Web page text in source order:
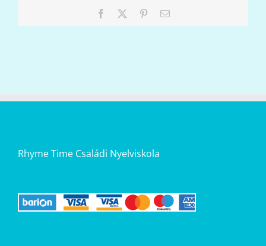
Facebook PinterestEmail:
Rhyme Time Családi Nyelviskola